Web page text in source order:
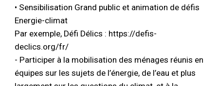
• Sensibilisation Grand public et animation de défis
Energie-climat
Par exemple, Défi Délics : https://defis-
declics.org/fr/
- Participer à la mobilisation des ménages réunis en
équipes sur les sujets de l’énergie, de l’eau et plus